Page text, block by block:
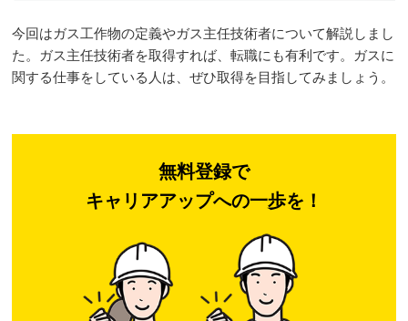
今回はガス工作物の定義やガス主任技術者について解説しまし
た。ガス主任技術者を取得すれば、転職にも有利です。ガスに
関する仕事をしている人は、ぜひ取得を目指してみましょう。
無料登録で
キャリアアップへの一歩を！